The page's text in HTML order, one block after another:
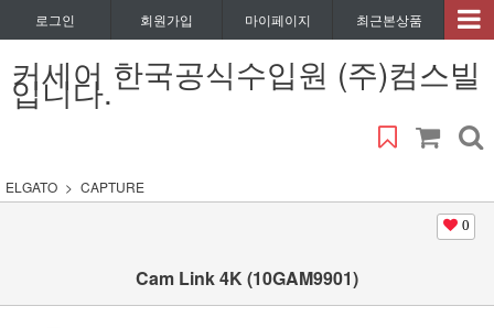
로그인 회원가입 마이페이지 최근본상품
커세어 한국공식수입원 (주)컴스빌
입니다.
ELGATO CAPTURE
0
Cam Link 4K (10GAM9901)